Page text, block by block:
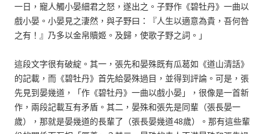
一日，寵人觸小晏細君之怒，遂出之。子野作《碧牡丹》一曲以
戲小晏。小晏見之淒然，與子野曰：『人生以適意為貴，吾何咎
之有！』乃多以金帛贖姬。及歸，使歌子野之詞。」
這段文字很有破綻。其一，張先和晏殊既有瓜葛如《道山清話》
的記載，而《碧牡丹》首先給晏殊過目，並得到評論。可是，張
先見到晏幾道，「作《碧牡丹》一曲以戲小晏」，很像是一首新
作，兩段記載互有矛盾。其二，晏殊和張先是同輩（張長晏一
歲），那就是晏幾道的長輩了（張長晏幾道48歲）。那有這些輩